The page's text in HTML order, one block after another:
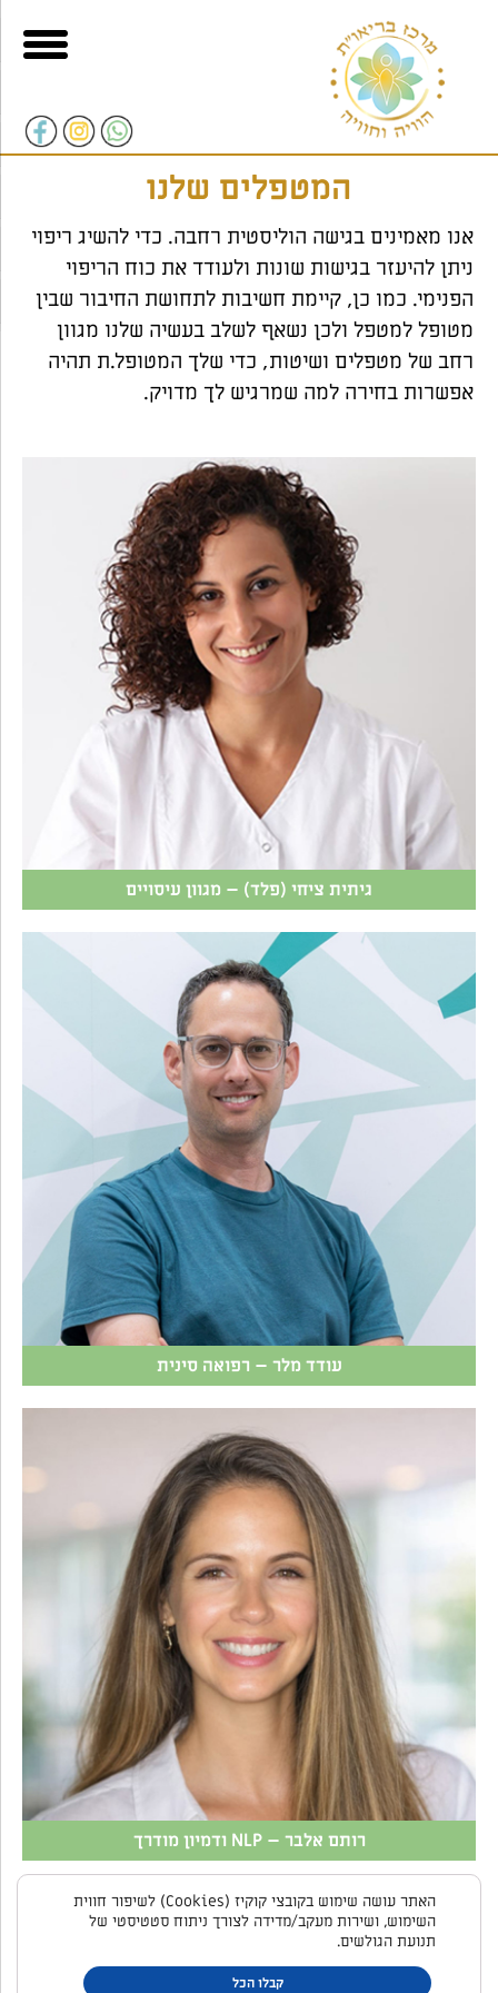
לפופאפ
לתוכן
צרו-קשר
המטפלים שלנו
אנו מאמינים בגישה הוליסטית רחבה. כדי להשיג ריפוי
ניתן להיעזר בגישות שונות ולעודד את כוח הריפוי
הפנימי. כמו כן, קיימת חשיבות לתחושת החיבור שבין
מטופל למטפל ולכן נשאף לשלב בעשיה שלנו מגוון
רחב של מטפלים ושיטות, כדי שלך המטופל.ת תהיה
אפשרות בחירה למה שמרגיש לך מדויק.
גיתית ציחי (פלד) – מגוון עיסויים
עודד מלר – רפואה סינית
רותם אלבר – NLP ודמיון מודרך
האתר עושה שימוש בקובצי קוקיז (Cookies) לשיפור חווית
השימוש, ושירות מעקב/מדידה לצורך ניתוח סטטיסטי של
תנועת הגולשים.
קבלו הכל